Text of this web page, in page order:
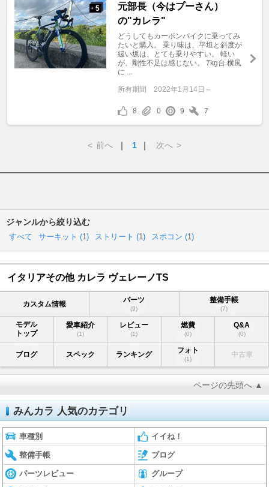
+ 5
元部長（今はプーさん）
の"カレラ"
どうしてもカーボンバイクに乗ってみ
たいと購入。 乗り味は、平坦と斜度が
緩い坂は、とても乗りやすい。 軽い
が、剛性不足は感じない。 7kg台 横風
に ...
所有期間 2022年1月14日～
8 0 9 7
< 前へ ｜ 1 ｜ 次へ >
ジャンルから絞り込む
すべて サーキット (1) ストリート (1) スポコン (1)
イタリアその他 カレラ ヴェレーノTS
カスタム情報 パーツ
(9)
整備手帳
(7)
モデル
トップ
愛車紹介
(1)
レビュー
(1)
燃費
(0)
Q&A
(0)
ブログ スペック ランキング フォト
(1)
中古車
ページの先頭へ ▲
みんカラ 人気のカテゴリ
車種別 イイね！
整備手帳 ブログ
パーツレビュー グループ